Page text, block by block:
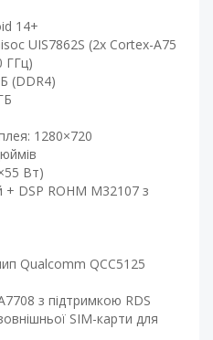
14+
UIS7862S (2x Cortex-A75
ГГц)
(DDR4)
1280×720
Вт)
+ DSP ROHM M32107 з
Qualcomm QCC5125
з підтримкою RDS
SIM-карти для